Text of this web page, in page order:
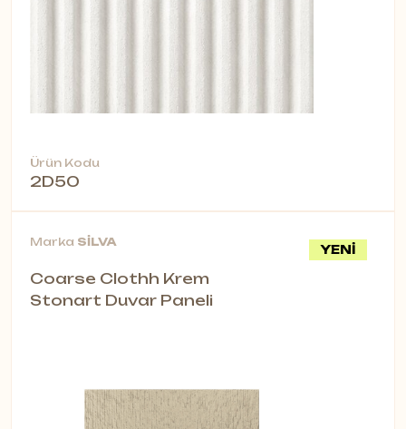
Ürün Kodu
2D50
YENİ
Marka SİLVA
Coarse Clothh Krem
Stonart Duvar Paneli